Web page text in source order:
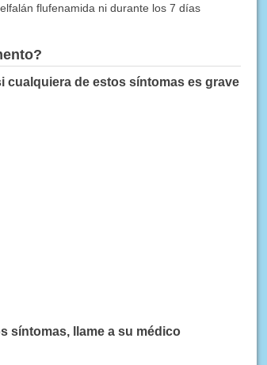
flufenamida ni durante los 7 días
cualquiera de estos síntomas es grave
síntomas, llame a su médico